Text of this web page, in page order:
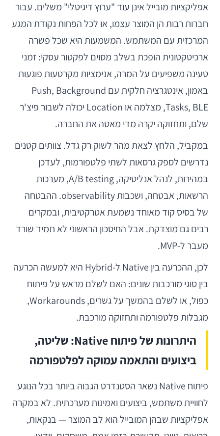
אפליקציות מובייל אינן עוד "ערוץ דיגיטלי" משלים. עבור
חברות רבות הן המוצר עצמו, או לכל הפחות נקודת המגע
המרכזית עם המשתמש. המשמעות היא שכל פשרה
ארכיטקטונית הופכת בשלב מסוים לפקטור עסקי: זמני
טעינה משפיעים על המרה, אנימציות מקרטעות פוגעות
באמון, אינטגרציה חלקית עם Push, Background
Tasks, BLE, מצלמה או Location יכולה לשבור פיצ'ר
שלם, ותחזוקה יקרה מדי מאטה את החברה.
במקביל, הלחץ לצאת מהר לשוק רק גדל. צוותים קטנים
נדרשים לספק גרסאות לשתי פלטפורמות, לעדכן
במהירות, לנהל אנליטיקה, A/B testing, מערכות
הרשאות, אבטחה, ושכבות observability. ההבטחה
של בסיס קוד מאוחד נשמעת אטרקטיבית, ובמקרים
רבים גם מוצדקת. אבל החיסכון הראשוני לא תמיד שורד
מעבר ל-MVP.
לכן, ההכרעה בין Native ל-Hybrid היא למעשה הכרעה
בין סוגי מורכבות שונים: האם לשלם מראש על פיתוח
כפול, או לשלם בהמשך על גשרים, Workarounds,
מגבלות פלטפורמה ותחזוקה מורכבת.
היתרונות של פיתוח Native: שליטה,
ביצועים והתאמה עמוקה לפלטפורמה
פיתוח Native נשאר הסטנדרט הגבוה ביותר בכל הנוגע
לחוויית משתמש, ביצועים ואמינות מערכתית. לא במקרה
אפליקציות שבהן המובייל הוא לב המוצר — בנקאות,